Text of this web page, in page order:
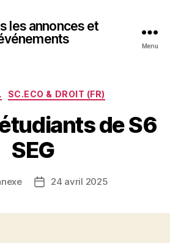
les annonces et
Menu
Catégories
SC.ECO & DROIT (FR)
de S6
SEG
Date24 avril 2025